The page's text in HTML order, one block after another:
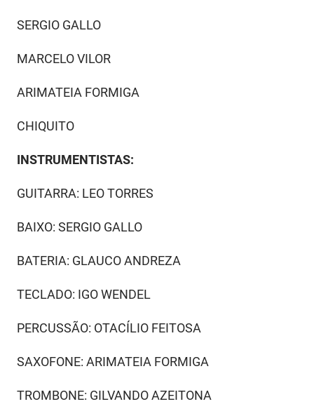
SERGIO GALLO
MARCELO VILOR
ARIMATEIA FORMIGA
CHIQUITO
INSTRUMENTISTAS:
GUITARRA: LEO TORRES
BAIXO: SERGIO GALLO
BATERIA: GLAUCO ANDREZA
TECLADO: IGO WENDEL
PERCUSSÃO: OTACÍLIO FEITOSA
SAXOFONE: ARIMATEIA FORMIGA
TROMBONE: GILVANDO AZEITONA